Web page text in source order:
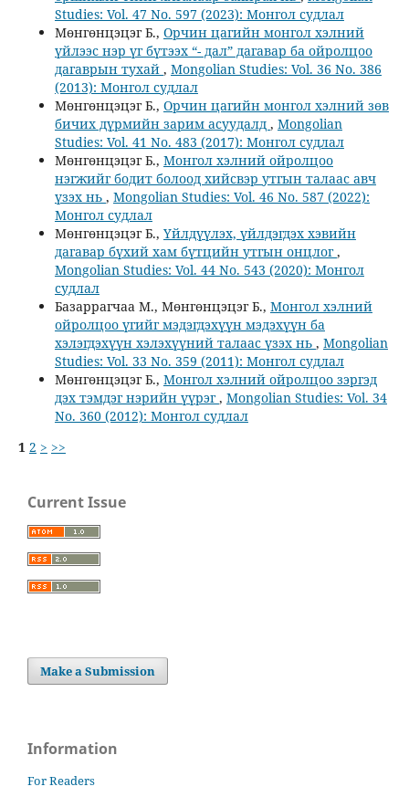
Studies: Vol. 47 No. 597 (2023): Монгол судлал
Мөнгөнцэцэг Б., Орчин цагийн монгол хэлний
үйлээс нэр үг бүтээх “- дал” дагавар ба ойролцоо
дагаврын тухай , Mongolian Studies: Vol. 36 No. 386
(2013): Монгол судлал
Мөнгөнцэцэг Б., Орчин цагийн монгол хэлний зөв
бичих дүрмийн зарим асуудалд , Mongolian
Studies: Vol. 41 No. 483 (2017): Монгол судлал
Мөнгөнцэцэг Б., Монгол хэлний ойролцоо
нэгжийг бодит болоод хийсвэр утгын талаас авч
үзэх нь , Mongolian Studies: Vol. 46 No. 587 (2022):
Монгол судлал
Мөнгөнцэцэг Б., Үйлдүүлэх, үйлдэгдэх хэвийн
дагавар бүхий хам бүтцийн утгын онцлог,
Mongolian Studies: Vol. 44 No. 543 (2020): Монгол
судлал
Базаррагчаа М., Мөнгөнцэцэг Б., Монгол хэлний
ойролцоо үгийг мэдэгдэхүүн мэдэхүүн ба
хэлэгдэхүүн хэлэхүүний талаас үзэх нь , Mongolian
Studies: Vol. 33 No. 359 (2011): Монгол судлал
Мөнгөнцэцэг Б., Монгол хэлний ойролцоо зэргэд
дэх тэмдэг нэрийн үүрэг, Mongolian Studies: Vol. 34
No. 360 (2012): Монгол судлал
1 2 > >>
Current Issue
Make a Submission
Information
For Readers